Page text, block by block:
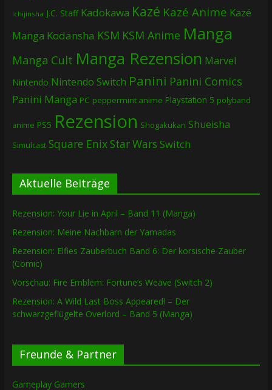
Ichijinsha J.C. Staff Kadokawa Kazé Kazé Anime Kazé
Manga Kodansha KSM KSM Anime Manga
Manga Cult Manga Rezension Marvel
Nintendo Nintendo Switch Panini Panini Comics
Panini Manga PC peppermint anime Playstation 5 polyband
anime PS5 Rezension Shogakukan Shueisha
Simulcast Square EnixStar Wars Switch
Aktuelle Beiträge
Rezension: Your Lie in April – Band 11 (Manga)
Rezension: Meine Nachbarn der Yamadas
Rezension: Elfies Zauberbuch Band 6: Der korsische Zauber
(Comic)
Vorschau: Fire Emblem: Fortune’s Weave (Switch 2)
Rezension: A Wild Last Boss Appeared! – Der
schwarzgeflügelte Overlord – Band 5 (Manga)
Freunde & Partner
Gameplay Gamers